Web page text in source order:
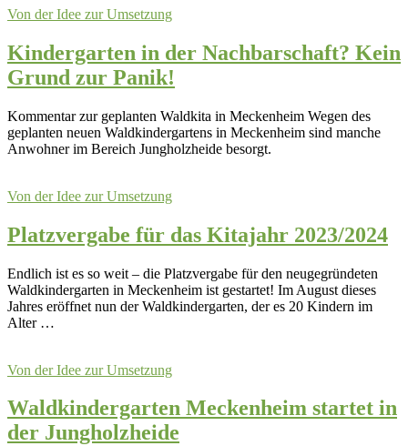
Von der Idee zur Umsetzung
Kindergarten in der Nachbarschaft? Kein
Grund zur Panik!
Kommentar zur geplanten Waldkita in Meckenheim Wegen des
geplanten neuen Waldkindergartens in Meckenheim sind manche
Anwohner im Bereich Jungholzheide besorgt.
Von der Idee zur Umsetzung
Platzvergabe für das Kitajahr 2023/2024
Endlich ist es so weit – die Platzvergabe für den neugegründeten
Waldkindergarten in Meckenheim ist gestartet! Im August dieses
Jahres eröffnet nun der Waldkindergarten, der es 20 Kindern im
Alter …
Von der Idee zur Umsetzung
Waldkindergarten Meckenheim startet in
der Jungholzheide